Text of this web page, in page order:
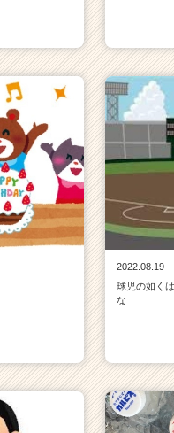
2022.08.19
球児の如く
な